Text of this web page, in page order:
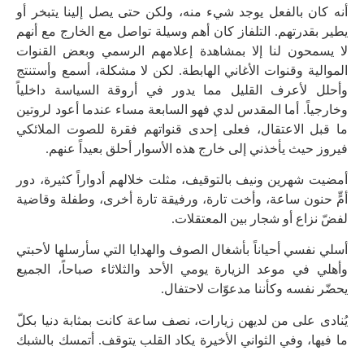
أنه كان بالفعل يوجد شيء منه، ولكن حتى يصل إلينا يتبخر أو
يطير بقدرتهم. التلفاز كان أهم وسيلة تواصل مع الخارج مع أنهم
لا يسمحون لنا إلا بمشاهدة إعلامهم الرسمي وبعض القنوات
الموالية وقنوات الأغاني الهابطة. لكن لا مشكلة، أسمع وأستنتج
وأحلل لأعرف القليل مما يدور في أروقة السياسة داخلياً
وخارجياً. أما المقدس لدي فهو السابعة مساء عندما أعود لروتين
ما قبل الاعتقال، فعلى إحدى قنواتهم فقرة للصوت الملائكي
فيروز حيث يأخذني إلى خارج هذه الأسوار أحلق بعيداً عنهم.
أمضيت شهرين ونيف بالتوقيف، مثلت خلالهم أدواراً كثيرة، دور
أمٍّ حنون ساعة، وأخت تارة، ورفيقة تارة أخرى، وطفلة وقاضية
لفضّ نزاع أو شجار بين المعتقلات.
أسلي نفسي أحياناً بأشغال الصوف والهدايا التي سأرسلها لأحبتي
وأهلي في موعد الزيارة يومي الأحد والثلاثاء صباحاً، الجميع
يحضّر نفسه وكأننا مدعوّات لاحتفال.
يُنادى على من لديهن زيارات، نصف ساعة كانت بمثابة دنيا بكلّ
ما فيها، وفي الثواني الأخيرة يكاد القلب يتوقف. أتمسك بالشبك